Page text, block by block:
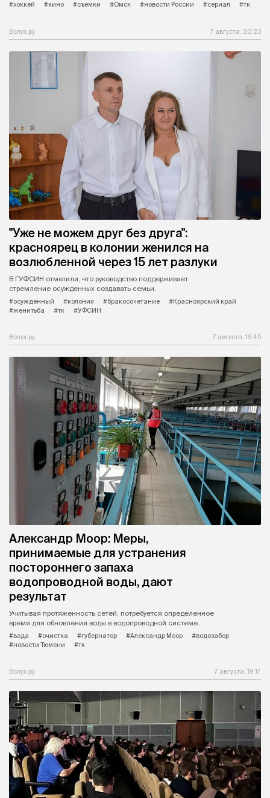
#хоккей
#кино #съемки #Омск #новости России #сериал #тк
Вслух.ру 7 августа, 20:23
"Уже не можем друг без друга":
красноярец в колонии женился на
возлюбленной через 15 лет разлуки
В ГУФСИН отметили, что руководство поддерживает
стремление осужденных создавать семьи.
#осужденный
#колония #бракосочетание
#Красноярский край
#женитьба
#тк #УФСИН
Вслух.ру 7 августа, 19:45
Александр Моор: Меры,
принимаемые для устранения
постороннего запаха
водопроводной воды, дают
результат
Учитывая протяженность сетей, потребуется определенное
время для обновления воды в водопроводной системе.
#вода
#очистка #губернатор #Александр Моор
#водозабор
#новости Тюмени
#тк
Вслух.ру 7 августа, 19:17